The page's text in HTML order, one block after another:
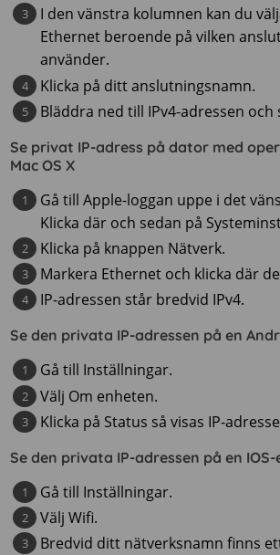
I den vänstra kolumnen kan du
Ethernet beroende på vilken
använder.
Klicka på ditt anslutningsnamn.
Bläddra ned till IPv4-adressen och
Se privat IP-adress på dator med
Mac OS X
Gå till Apple-loggan uppe i det
Klicka där och sedan på
Klicka på knappen Nätverk.
Markera Ethernet och klicka där
IP-adressen står bredvid IPv4.
Se den privata IP-adressen på en
Gå till Inställningar.
Välj Om enheten.
Klicka på Status så visas IP-
Se den privata IP-adressen på en IOS-
Gå till Inställningar.
Välj Wifi.
Bredvid ditt nätverksnamn finns